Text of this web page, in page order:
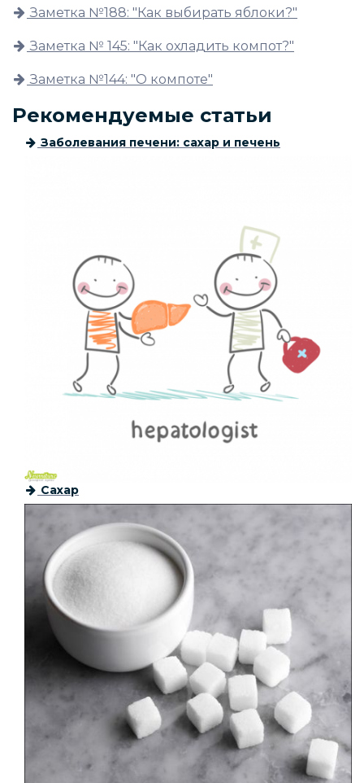
Заметка №188: "Как выбирать яблоки?"
Заметка № 145: "Как охладить компот?"
Заметка №144: "О компоте"
Рекомендуемые статьи
Заболевания печени: сахар и печень
Сахар